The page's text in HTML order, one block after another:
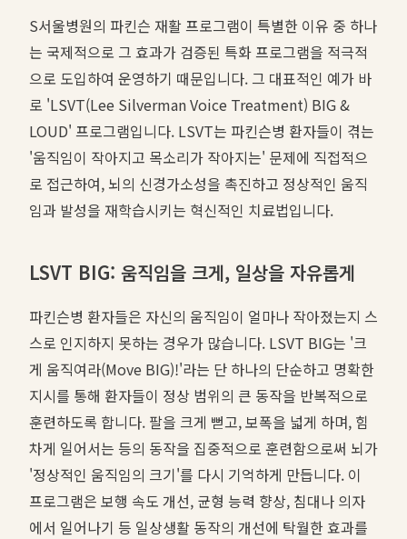
S서울병원의 파킨슨 재활 프로그램이 특별한 이유 중 하나
는 국제적으로 그 효과가 검증된 특화 프로그램을 적극적
으로 도입하여 운영하기 때문입니다. 그 대표적인 예가 바
로 'LSVT(Lee Silverman Voice Treatment) BIG &
LOUD' 프로그램입니다. LSVT는 파킨슨병 환자들이 겪는
'움직임이 작아지고 목소리가 작아지는' 문제에 직접적으
로 접근하여, 뇌의 신경가소성을 촉진하고 정상적인 움직
임과 발성을 재학습시키는 혁신적인 치료법입니다.
LSVT BIG: 움직임을 크게, 일상을 자유롭게
파킨슨병 환자들은 자신의 움직임이 얼마나 작아졌는지 스
스로 인지하지 못하는 경우가 많습니다. LSVT BIG는 '크
게 움직여라(Move BIG)!'라는 단 하나의 단순하고 명확한
지시를 통해 환자들이 정상 범위의 큰 동작을 반복적으로
훈련하도록 합니다. 팔을 크게 뻗고, 보폭을 넓게 하며, 힘
차게 일어서는 등의 동작을 집중적으로 훈련함으로써 뇌가
'정상적인 움직임의 크기'를 다시 기억하게 만듭니다. 이
프로그램은 보행 속도 개선, 균형 능력 향상, 침대나 의자
에서 일어나기 등 일상생활 동작의 개선에 탁월한 효과를